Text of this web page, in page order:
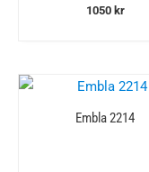
1050 kr
Embla 2214